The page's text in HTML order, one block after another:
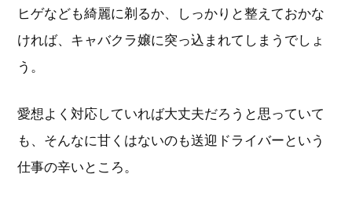
ヒゲなども綺麗に剃るか、しっかりと整えておかな
ければ、キャバクラ嬢に突っ込まれてしまうでしょ
う。
愛想よく対応していれば大丈夫だろうと思っていて
も、そんなに甘くはないのも送迎ドライバーという
仕事の辛いところ。